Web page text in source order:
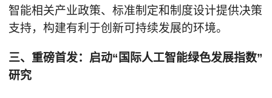
智能相关产业政策、标准制定和制度设计提供决策
支持，构建有利于创新可持续发展的环境。
三、重磅首发：启动“国际人工智能绿色发展指数”
研究